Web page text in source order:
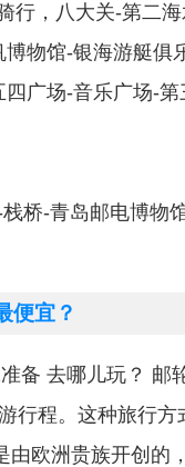
行，八大关-第二
物馆-银海游艇俱
广场-音乐广场-
桥-青岛邮电博物
便宜？
备 去哪儿玩？ 邮
行程。这种旅行
由欧洲贵族开创的